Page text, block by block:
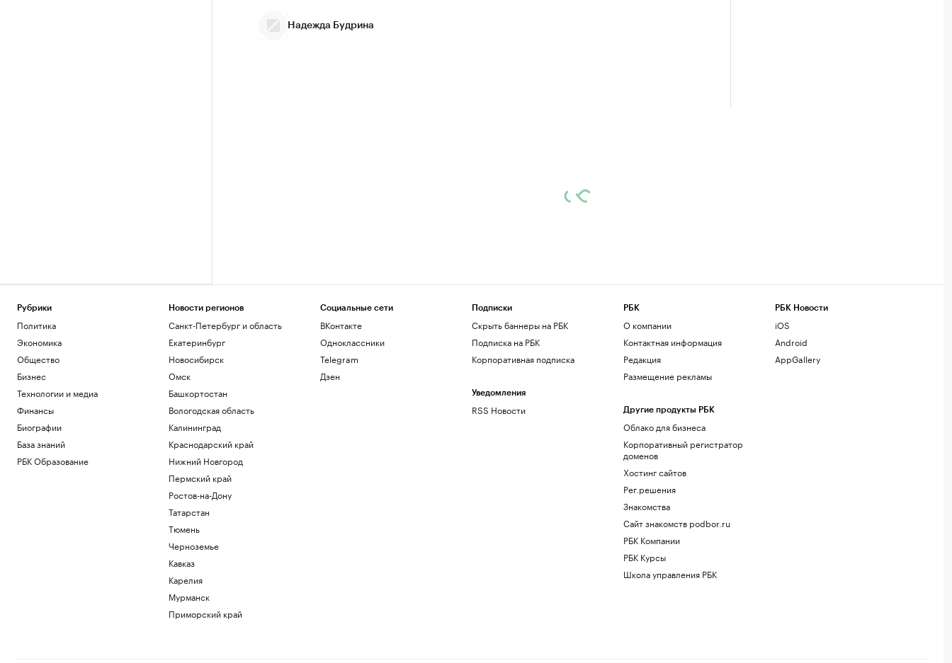
Надежда Будрина
Рубрики
Политика
Экономика
Общество
Бизнес
Технологии и медиа
Финансы
Биографии
База знаний
РБК Образование
Новости регионов
Санкт-Петербург и область
Екатеринбург
Новосибирск
Омск
Башкортостан
Вологодская область
Калининград
Краснодарский край
Нижний Новгород
Пермский край
Ростов-на-Дону
Татарстан
Тюмень
Черноземье
Кавказ
Карелия
Мурманск
Приморский край
Социальные сети
ВКонтакте
Одноклассники
Telegram
Дзен
Подписки
Скрыть баннеры на РБК
Подписка на РБК
Корпоративная подписка
Уведомления
RSS Новости
РБК
О компании
Контактная информация
Редакция
Размещение рекламы
Другие продукты РБК
Облако для бизнеса
Корпоративный регистратор
доменов
Хостинг сайтов
Рег.решения
Знакомства
Сайт знакомств podbor.ru
РБК Компании
РБК Курсы
Школа управления РБК
РБК Новости
iOS
Android
AppGallery